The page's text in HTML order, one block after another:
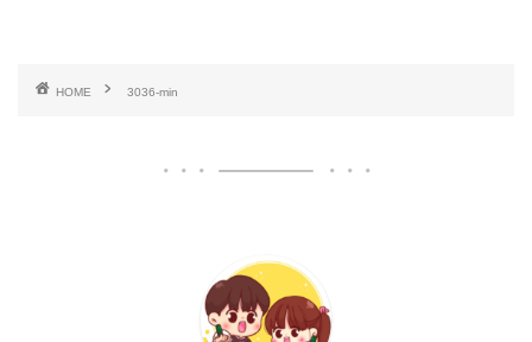
HOME 3036-min